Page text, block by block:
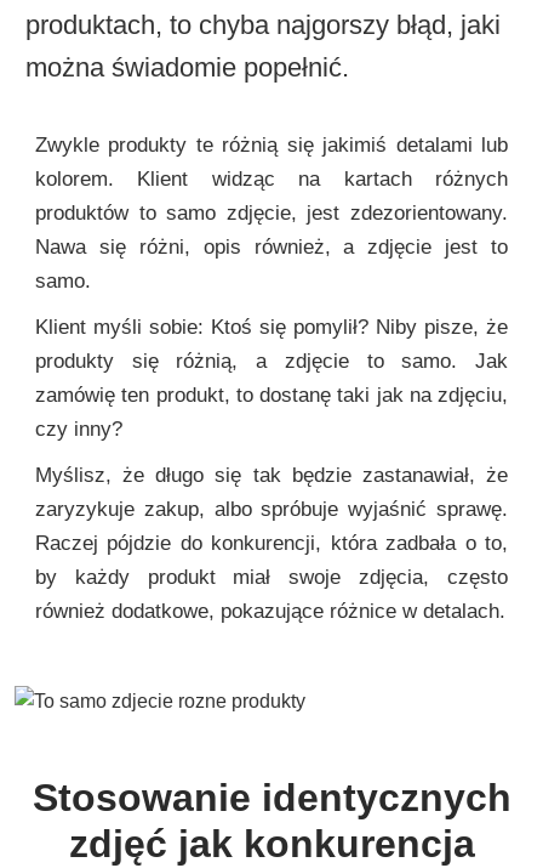
produktach, to chyba najgorszy błąd, jaki
można świadomie popełnić.
Zwykle produkty te różnią się jakimiś detalami lub
kolorem. Klient widząc na kartach różnych
produktów to samo zdjęcie, jest zdezorientowany.
Nawa się różni, opis również, a zdjęcie jest to
samo.
Klient myśli sobie: Ktoś się pomylił? Niby pisze, że
produkty się różnią, a zdjęcie to samo. Jak
zamówię ten produkt, to dostanę taki jak na zdjęciu,
czy inny?
Myślisz, że długo się tak będzie zastanawiał, że
zaryzykuje zakup, albo spróbuje wyjaśnić sprawę.
Raczej pójdzie do konkurencji, która zadbała o to,
by każdy produkt miał swoje zdjęcia, często
również dodatkowe, pokazujące różnice w detalach.
Stosowanie identycznych
zdjęć jak konkurencja